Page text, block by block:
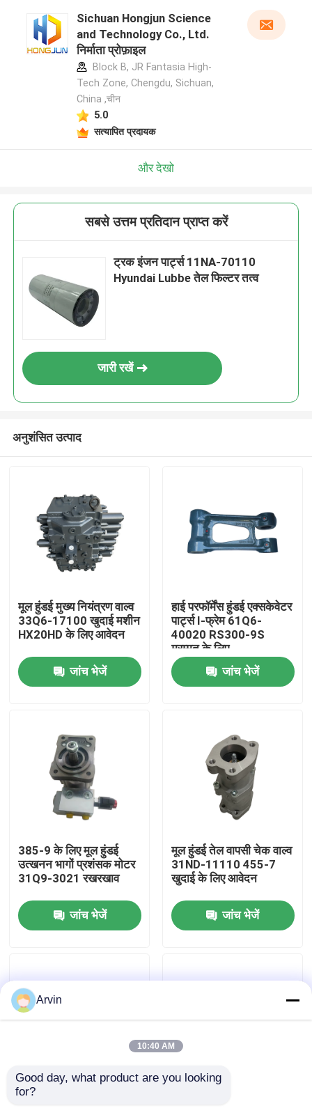
हमारे बारे में
फैक्टरी यात्रा
गुणवत्ता नियंत्रण
हमसे संपर्क करें
एक बोली का अनुरोध
Sichuan Hongjun Science
and Technology Co., Ltd.
निर्माता प्रोफ़ाइल
Block B, JR Fantasia High-
Tech Zone, Chengdu, Sichuan,
China ,चीन
5.0
सत्यापित प्रदायक
और देखो
सबसे उत्तम प्रतिदान प्राप्त करें
ट्रक इंजन पार्ट्स 11NA-70110
Hyundai Lubbe तेल फिल्टर तत्व
जारी रखें
अनुशंसित उत्पाद
मूल हुंडई मुख्य नियंत्रण वाल्व
33Q6-17100 खुदाई मशीन
HX20HD के लिए आवेदन
जांच भेजें
हाई परफॉर्मेंस हुंडई एक्सकेवेटर
पार्ट्स I-फ्रेम 61Q6-
40020 RS300-9S
मरम्मत के लिए
जांच भेजें
385-9 के लिए मूल हुंडई
उत्खनन भागों प्रशंसक मोटर
31Q9-3021 रखरखाव
जांच भेजें
मूल हुंडई तेल वापसी चेक वाल्व
31ND-11110 455-7
खुदाई के लिए आवेदन
जांच भेजें
मूल हुंडई एक्सकेवेटर 305
Arvin
10:40 AM
Good day, what product are you looking
for?